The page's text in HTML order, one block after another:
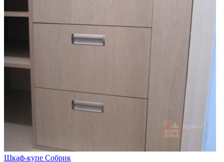
Шкаф-купе Собрик